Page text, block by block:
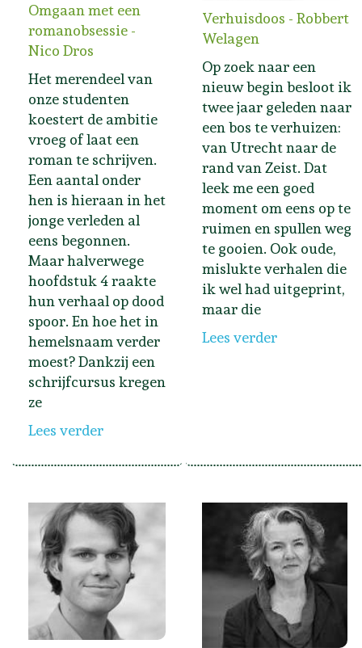
Omgaan met een
romanobsessie -
Nico Dros
Het merendeel van
onze studenten
koestert de ambitie
vroeg of laat een
roman te schrijven.
Een aantal onder
hen is hieraan in het
jonge verleden al
eens begonnen.
Maar halverwege
hoofdstuk 4 raakte
hun verhaal op dood
spoor. En hoe het in
hemelsnaam verder
moest? Dankzij een
schrijfcursus kregen
ze
Lees verder
Verhuisdoos - Robbert
Welagen
Op zoek naar een
nieuw begin besloot ik
twee jaar geleden naar
een bos te verhuizen:
van Utrecht naar de
rand van Zeist. Dat
leek me een goed
moment om eens op te
ruimen en spullen weg
te gooien. Ook oude,
mislukte verhalen die
ik wel had uitgeprint,
maar die
Lees verder